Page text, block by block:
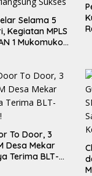
Selama 5
Kegiatan MPLS
1 Mukomuko
To Door, 3
Desa Mekar
Terima BLT-